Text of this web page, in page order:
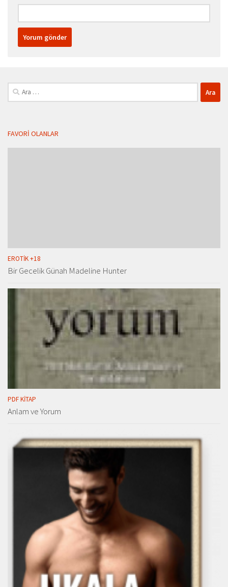
Arama:
FAVORI OLANLAR
EROTIK +18
Bir Gecelik Günah Madeline Hunter
PDF KITAP
Anlam ve Yorum